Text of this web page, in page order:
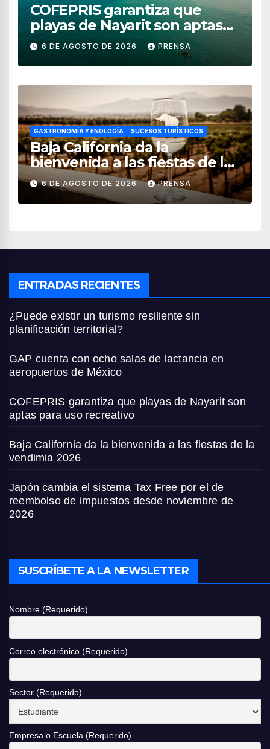
COFEPRIS garantiza que
playas de Nayarit son aptas
para uso recreativo
6 DE AGOSTO DE 2026 PRENSA
GASTRONOMÍA Y ENOLOGÍA SUCESOS TURÍSTICOS
Baja California da la
bienvenida a las fiestas de la
vendimia 2026
6 DE AGOSTO DE 2026 PRENSA
ENTRADAS RECIENTES
¿Puede existir un turismo resiliente sin
planificación territorial?
GAP cuenta con ocho salas de lactancia en
aeropuertos de México
COFEPRIS garantiza que playas de Nayarit son
aptas para uso recreativo
Baja California da la bienvenida a las fiestas de la
vendimia 2026
Japón cambia el sistema Tax Free por el de
reembolso de impuestos desde noviembre de
2026
SUSCRÍBETE A LA NEWSLETTER
Nombre (Requerido)
Correo electrónico (Requerido)
Sector (Requerido)
Empresa o Escuela (Requerido)